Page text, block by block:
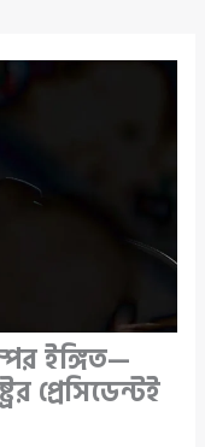
ইঙ্গিত—
প্রেসিডেন্টই